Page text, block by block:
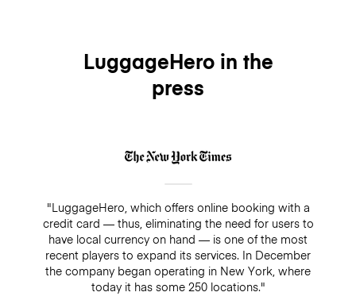
LuggageHero in the
press
"LuggageHero, which offers online booking with a
credit card — thus, eliminating the need for users to
have local currency on hand — is one of the most
recent players to expand its services. In December
the company began operating in New York, where
today it has some 250 locations."